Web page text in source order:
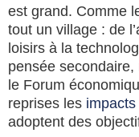
est grand. Comme
tout un village : de
loisirs à la
pensée
le Forum
reprises les
adoptent des